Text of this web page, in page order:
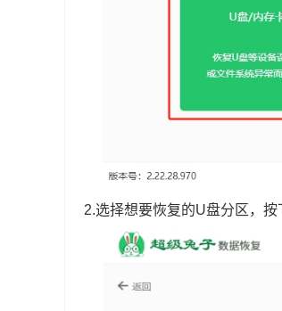
2.选择想要恢复的U盘分区，按